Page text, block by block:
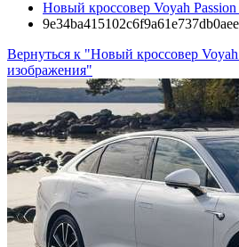
Новый кроссовер Voyah
Вернуться к "Новый кроссовер
изображения"